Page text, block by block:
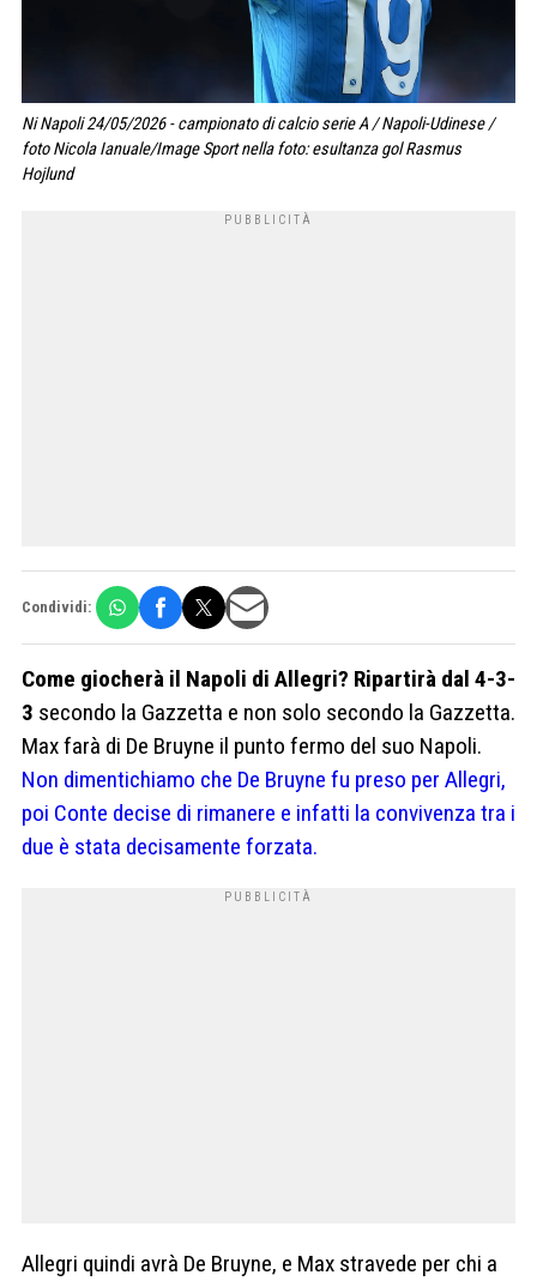
Ni Napoli 24/05/2026 - campionato di calcio serie A / Napoli-Udinese /
foto Nicola Ianuale/Image Sport nella foto: esultanza gol Rasmus
Hojlund
Condividi:
Come giocherà il Napoli di Allegri? Ripartirà dal 4-3-
3 secondo la Gazzetta e non solo secondo la Gazzetta.
Max farà di De Bruyne il punto fermo del suo Napoli.
Non dimentichiamo che De Bruyne fu preso per Allegri,
poi Conte decise di rimanere e infatti la convivenza tra i
due è stata decisamente forzata.
Allegri quindi avrà De Bruyne, e Max stravede per chi a